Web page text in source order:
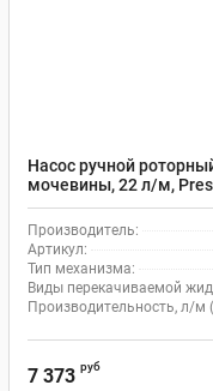
Насос ручной
мочевины, 22 л/м,
регулировка высоты
Производитель:
Артикул:
Тип механизма:
Виды перекачиваемой
Производительность, л/м
7 373 руб